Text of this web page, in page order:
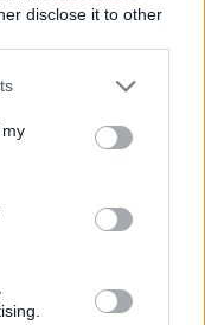
disclose it to other
Ρυθμίσεις